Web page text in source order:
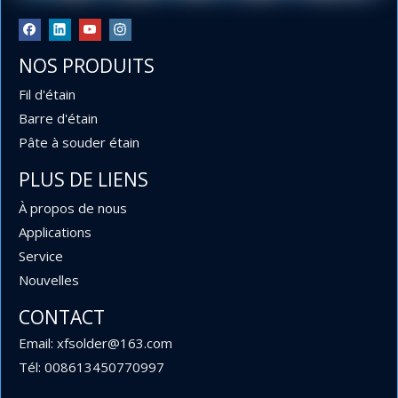
Rentable pour une utilisation industrielle ou
commerciale.
plomb en rouleaux de 454 g, 227 g et 100 g pour
l'électronique
NOS PRODUITS
Fil d'étain
Barre d'étain
Pâte à souder étain
PLUS DE LIENS
À propos de nous
Applications
Service
Nouvelles
CONTACT
Email: xfsolder@163.com
Tél: 008613450770997